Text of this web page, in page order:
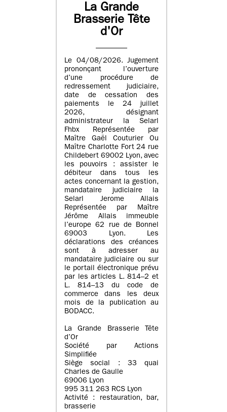
La Grande
Brasserie Tête
d'Or
Le 04/08/2026. Jugement
prononçant l’ouverture
d’une procédure de
redressement judiciaire,
date de cessation des
paiements le 24 juillet
2026, désignant
administrateur la Selarl
Fhbx Représentée par
Maître Gaël Couturier Ou
Maître Charlotte Fort 24 rue
Childebert 69002 Lyon, avec
les pouvoirs : assister le
débiteur dans tous les
actes concernant la gestion,
mandataire judiciaire la
Selarl Jerome Allais
Représentée par Maître
Jérôme Allais immeuble
l’europe 62 rue de Bonnel
69003 Lyon. Les
déclarations des créances
sont à adresser au
mandataire judiciaire ou sur
le portail électronique prévu
par les articles L. 814–2 et
L. 814–13 du code de
commerce dans les deux
mois de la publication au
BODACC.
La Grande Brasserie Tête
d’Or
Société par Actions
Simplifiée
Siège social : 33 quai
Charles de Gaulle
69006 Lyon
995 311 263 RCS Lyon
Activité : restauration, bar,
brasserie